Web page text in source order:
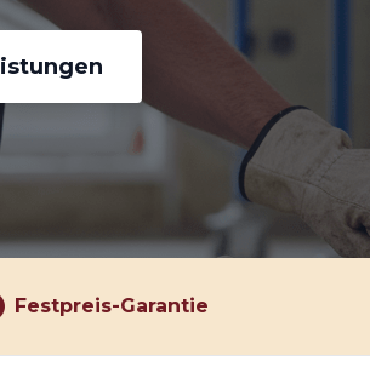
Festpreis-Garantie